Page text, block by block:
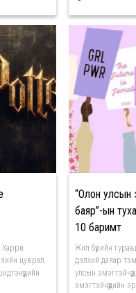
Харри
цуврал
“Олон улсын
баяр”-ын
10 баримт
Жил бүрийн
дэлхий даяар
улсын
эмэгтэйчүүдийн